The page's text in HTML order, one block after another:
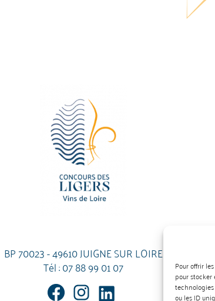
Pour offrir
pour
ou les ID
BP 70023 - 49610 JUIGNE SUR LOIRE
Tél :07 88 99 01 07